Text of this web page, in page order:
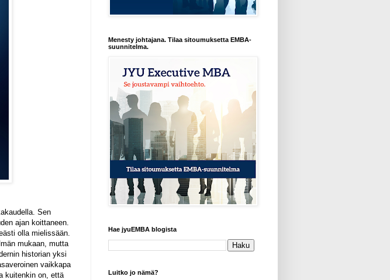
Sen
ajan koittaneen.
olla mielissään.
mukaan, mutta
historian yksi
vaikkapa
kuitenkin on, että
Menesty johtajana. Tilaa sitoumuksetta EMBA-
suunnitelma.
Hae jyuEMBA blogista
Luitko jo nämä?